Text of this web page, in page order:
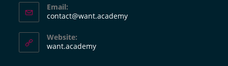
Email:
contact@want.academy
Website:
want.academy